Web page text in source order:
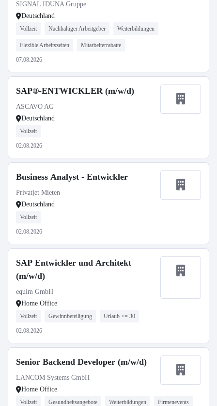
SIGNAL IDUNA Gruppe
Deutschland
Vollzeit Nachhaltiger Arbeitgeber Weiterbildungen
Flexible Arbeitszeiten Mitarbeiterrabatte
07.08.2026
SAP®-ENTWICKLER (m/w/d)
ASCAVO AG
Deutschland
Vollzeit
02.08.2026
Business Analyst - Entwickler
Privatjet Mieten
Deutschland
Vollzeit
02.08.2026
SAP Entwickler und Architekt
(m/w/d)
equim GmbH
Home Office
Vollzeit Gewinnbeteiligung Urlaub >= 30
02.08.2026
Senior Backend Developer (m/w/d)
LANCOM Systems GmbH
Home Office
Vollzeit Gesundheitsangebote Weiterbildungen Firmenevents